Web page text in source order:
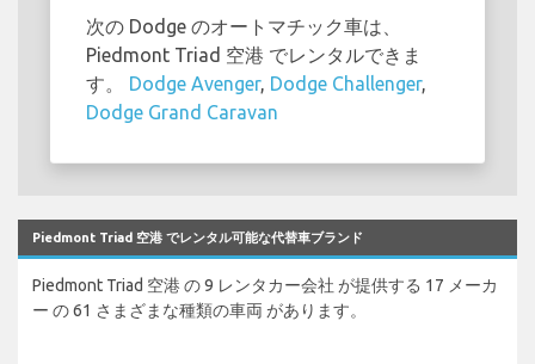
次の Dodge のオートマチック車は、
Piedmont Triad 空港 でレンタルできま
す。 Dodge Avenger, Dodge Challenger,
Dodge Grand Caravan
Piedmont Triad 空港 でレンタル可能な代替車ブランド
Piedmont Triad 空港 の 9 レンタカー会社 が提供する 17 メーカ
ー の 61 さまざまな種類の車両 があります。